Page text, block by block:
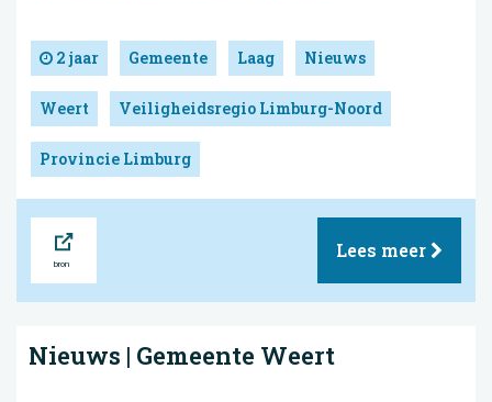
2 jaar Gemeente Laag Nieuws
Weert Veiligheidsregio Limburg-Noord
Provincie Limburg
Lees meer
Nieuws | Gemeente Weert